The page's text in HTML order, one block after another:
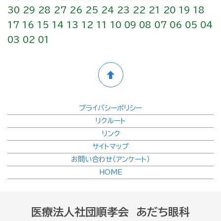
30 29 28 27 26 25 24 23 22 21 20 19 18
17 16 15 14 13 12 11 10 09 08 07 06 05 04
03 02 01
プライバシーポリシー
リクルート
リンク
サイトマップ
お問い合わせ（アンケート）
HOME
医療法人社団順孝会 あだち眼科